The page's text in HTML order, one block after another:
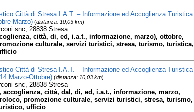
Città di Stresa I.A.T. – Informazione ed Accoglienza Turistica
Marzo)(distanza: 10,03 km)
snc, 28838 Stresa
città, di, ed, i.a.t., informazione, marzo), ottobre,
culturale, servizi turistici, stresa, turismo, turistica,
Città di Stresa I.A.T. – Informazione ed Accoglienza Turistica
Marzo-Ottobre)(distanza: 10,03 km)
snc, 28838 Stresa
accoglienza, città, dal, di, ed, i.a.t., informazione, marzo,
promozione culturale, servizi turistici, stresa, turismo,
ufficio